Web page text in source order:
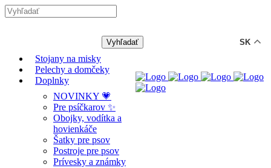
Stojany na misky
Pelechy a domčeky
Doplnky
NOVINKY 💗
Pre psíčkarov ✨
Obojky, vodítka a
hovienkáče
Šatky pre psov
Postroje pre psov
Prívesky a známky
SK
-12% ZĽAVA s kódom "LETO12" ☀️